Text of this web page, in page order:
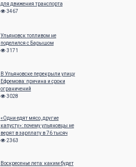
для движения транспорта
3467
Ульяновск топливом не
поделился с Барышом
3171
В Ульяновске перекрыли улицу
Ефремова: причина и сроки
ограничений
3028
«Одни едят мясо, другие
капусту»: почему ульяновцы не
верят в зарплату в 76 тысяч
2363
Воскресенье лета: каким будет